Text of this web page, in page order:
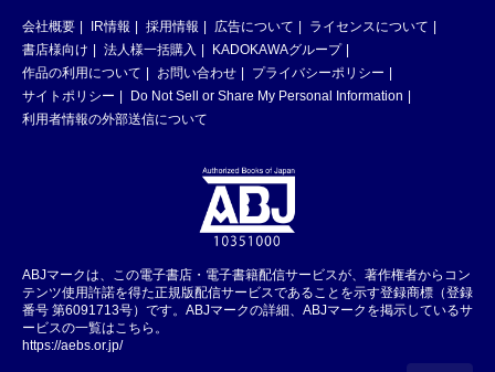
会社概要 IR情報 採用情報 広告について
ライセンスについて
書店様向け
法人様一括購入
KADOKAWAグループ
作品の利用について
お問い合わせ
プライバシーポリシー
サイトポリシー
Do Not Sell or Share My Personal Information
利用者情報の外部送信について
ABJマークは、この電子書店・電子書籍配信サービスが、著作権者からコン
テンツ使用許諾を得た正規版配信サービスであることを示す登録商標（登録
番号 第6091713号）です。ABJマークの詳細、ABJマークを掲示しているサ
ービスの一覧はこちら。
https://aebs.or.jp/